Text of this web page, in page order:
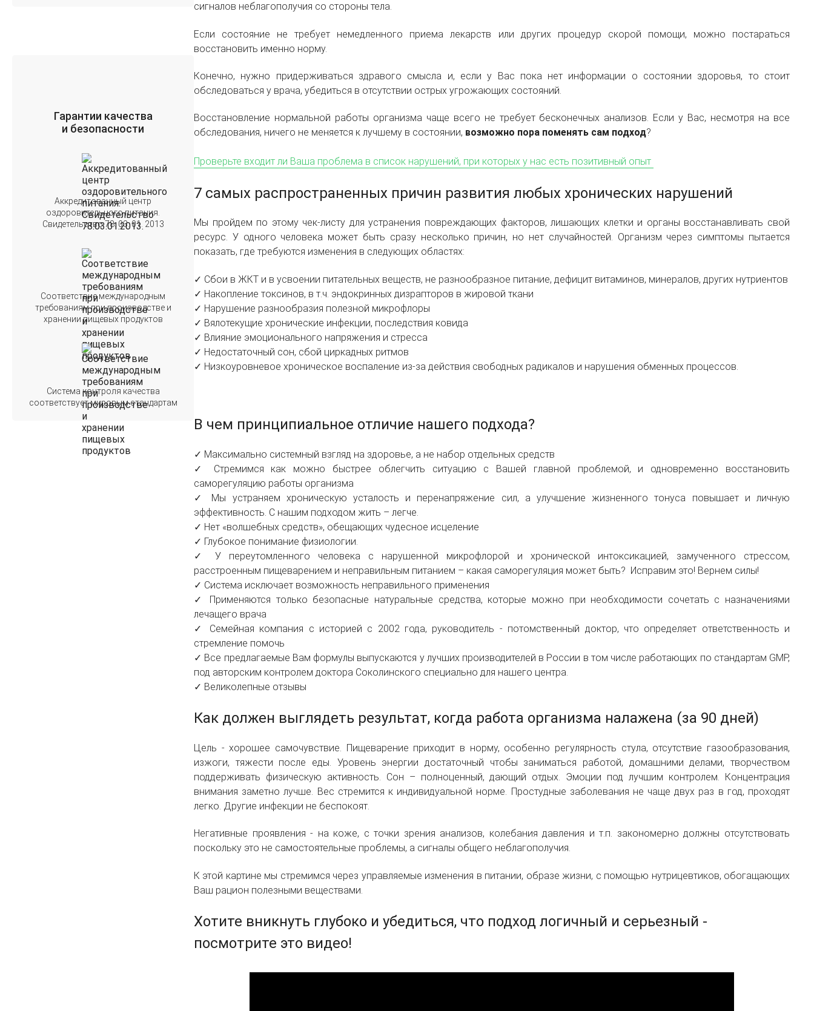
Гарантии качества
и безопасности
Аккредитованный центр
оздоровительного питания.
Свидетельство 78. 03. 01. 2013
Соответствие международным
требованиям при производстве и
хранении пищевых продуктов
Система контроля качества
соответствует мировым стандартам
сигналов неблагополучия со стороны тела.
Если состояние не требует немедленного приема лекарств или других процедур скорой помощи, можно постараться
восстановить именно норму.
Конечно, нужно придерживаться здравого смысла и, если у Вас пока нет информации о состоянии здоровья, то стоит
обследоваться у врача, убедиться в отсутствии острых угрожающих состояний.
Восстановление нормальной работы организма чаще всего не требует бесконечных анализов. Если у Вас, несмотря на все
обследования, ничего не меняется к лучшему в состоянии, возможно пора поменять сам подход?
Проверьте входит ли Ваша проблема в список нарушений, при которых у нас есть позитивный опыт
7 самых распространенных причин развития любых хронических нарушений
Мы пройдем по этому чек-листу для устранения повреждающих факторов, лишающих клетки и органы восстанавливать свой
ресурс. У одного человека может быть сразу несколько причин, но нет случайностей. Организм через симптомы пытается
показать, где требуются изменения в следующих областях:
✓ Сбои в ЖКТ и в усвоении питательных веществ, не разнообразное питание, дефицит витаминов, минералов, других нутриентов
✓ Накопление токсинов, в т.ч. эндокринных дизрапторов в жировой ткани
✓ Нарушение разнообразия полезной микрофлоры
✓ Вялотекущие хронические инфекции, последствия ковида
✓ Влияние эмоционального напряжения и стресса
✓ Недостаточный сон, сбой циркадных ритмов
✓ Низкоуровневое хроническое воспаление из-за действия свободных радикалов и нарушения обменных процессов.
В чем принципиальное отличие нашего подхода?
✓ Максимально системный взгляд на здоровье, а не набор отдельных средств
✓ Стремимся как можно быстрее облегчить ситуацию с Вашей главной проблемой, и одновременно восстановить
саморегуляцию работы организма
✓ Мы устраняем хроническую усталость и перенапряжение сил, а улучшение жизненного тонуса повышает и личную
эффективность. С нашим подходом жить – легче.
✓ Нет «волшебных средств», обещающих чудесное исцеление
✓ Глубокое понимание физиологии.
✓ У переутомленного человека с нарушенной микрофлорой и хронической интоксикацией, замученного стрессом,
расстроенным пищеварением и неправильным питанием – какая саморегуляция может быть? Исправим это! Вернем силы!
✓ Система исключает возможность неправильного применения
✓ Применяются только безопасные натуральные средства, которые можно при необходимости сочетать с назначениями
лечащего врача
✓ Семейная компания с историей с 2002 года, руководитель - потомственный доктор, что определяет ответственность и
стремление помочь
✓ Все предлагаемые Вам формулы выпускаются у лучших производителей в России в том числе работающих по стандартам GMP,
под авторским контролем доктора Соколинского специально для нашего центра.
✓ Великолепные отзывы
Как должен выглядеть результат, когда работа организма налажена (за 90 дней)
Цель - хорошее самочувствие. Пищеварение приходит в норму, особенно регулярность стула, отсутствие газообразования,
изжоги, тяжести после еды. Уровень энергии достаточный чтобы заниматься работой, домашними делами, творчеством
поддерживать физическую активность. Сон – полноценный, дающий отдых. Эмоции под лучшим контролем. Концентрация
внимания заметно лучше. Вес стремится к индивидуальной норме. Простудные заболевания не чаще двух раз в год, проходят
легко. Другие инфекции не беспокоят.
Негативные проявления - на коже, с точки зрения анализов, колебания давления и т.п. закономерно должны отсутствовать
поскольку это не самостоятельные проблемы, а сигналы общего неблагополучия.
К этой картине мы стремимся через управляемые изменения в питании, образе жизни, с помощью нутрицевтиков, обогащающих
Ваш рацион полезными веществами.
Хотите вникнуть глубоко и убедиться, что подход логичный и серьезный -
посмотрите это видео!